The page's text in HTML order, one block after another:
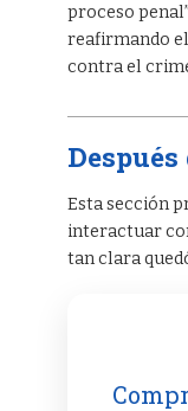
proceso
reafirmando
contra el
Después
Esta sección
interactuar
tan clara